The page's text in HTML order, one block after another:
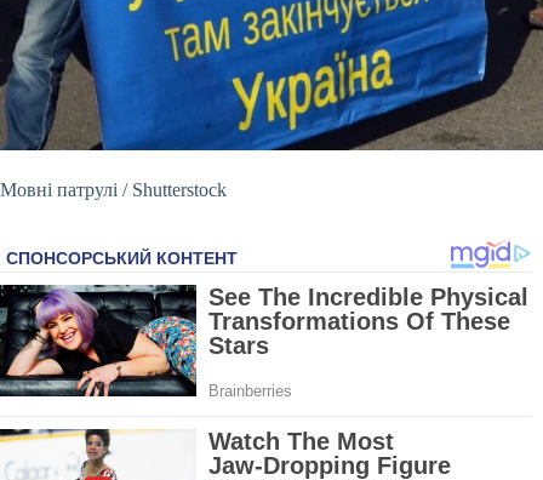
Мовні патрулі / Shutterstock